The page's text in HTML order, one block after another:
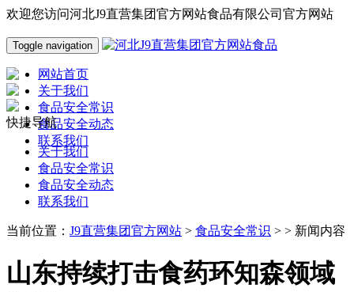
欢迎您访问河北J9直营集团官方网站食品有限公司官方网站
Toggle navigation
网站首页
关于我们
食品安全常识
食品安全动态
联系我们
快捷导航
关于我们
食品安全常识
食品安全动态
联系我们
当前位置： J9直营集团官方网站 > 食品安全常识 > > 新闻内容
山东持续打击食药环知森领域